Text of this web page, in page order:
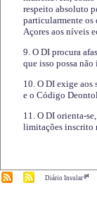
respeito absoluto
particularmente os
Açores aos níveis
9. O DI procura
que isso possa
10. O DI exige aos
e o Código
11. O DI orienta-
limitações inscrito
Diário Insular.pt